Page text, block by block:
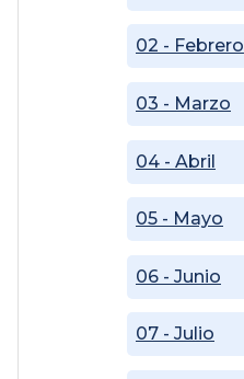
02 - Febrero
03 - Marzo
04 - Abril
05 - Mayo
06 - Junio
07 - Julio